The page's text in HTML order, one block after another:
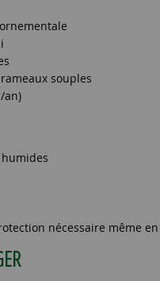
souples
an)
nécessaire même